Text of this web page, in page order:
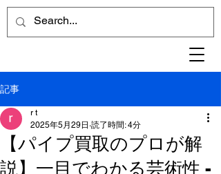
記事
【パイプ買取のプロが解
説】一目でわかる芸術性 -
r t
2025年5月29日 読了時間: 4分